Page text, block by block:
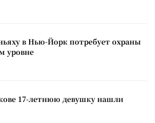
в Нью-Йорк потребует охраны
уровне
17-летнюю девушку нашли